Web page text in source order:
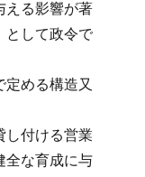
える影響が著
として政令で
める構造又
し付ける営業
全な育成に与